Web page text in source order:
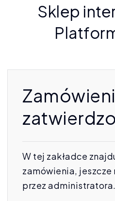
Sklep
W tej zakładce
zamówienia,
przez administratora.